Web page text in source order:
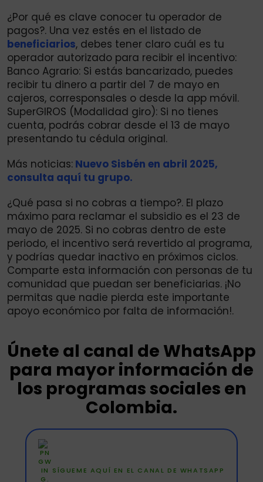
¿Por qué es clave conocer tu operador de
pagos?. Una vez estés en el listado de
beneficiarios, debes tener claro cuál es tu
operador autorizado para recibir el incentivo:
Banco Agrario: Si estás bancarizado, puedes
recibir tu dinero a partir del 7 de mayo en
cajeros, corresponsales o desde la app móvil.
SuperGIROS (Modalidad giro): Si no tienes
cuenta, podrás cobrar desde el 13 de mayo
presentando tu cédula original.
Más noticias: Nuevo Sisbén en abril 2025,
consulta aquí tu grupo.
¿Qué pasa si no cobras a tiempo?. El plazo
máximo para reclamar el subsidio es el 23 de
mayo de 2025. Si no cobras dentro de este
periodo, el incentivo será revertido al programa,
y podrías quedar inactivo en próximos ciclos.
Comparte esta información con personas de tu
comunidad que puedan ser beneficiarias. ¡No
permitas que nadie pierda este importante
apoyo económico por falta de información!.
Únete al canal de WhatsApp
para mayor información de
los programas sociales en
Colombia.
SÍGUEME AQUÍ EN EL CANAL DE WHATSAPP